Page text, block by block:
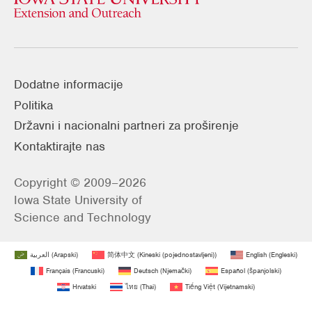
Dodatne informacije
Politika
Državni i nacionalni partneri za proširenje
Kontaktirajte nas
Copyright © 2009–2026
Iowa State University of
Science and Technology
العربية (Arapski) 简体中文 (Kineski (pojednostavljeni)) English (Engleski)
Français (Francuski) Deutsch (Njemački) Español (španjolski)
Hrvatski
ไทย (Thai) Tiếng Việt (Vijetnamski)